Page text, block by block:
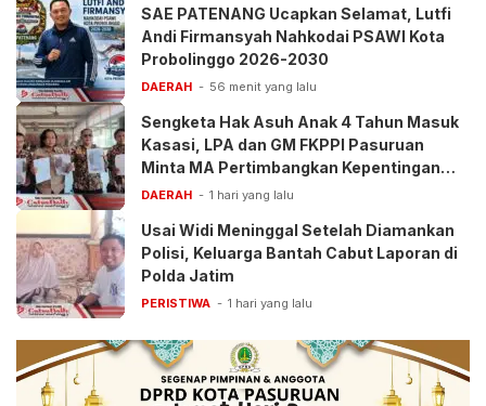
SAE PATENANG Ucapkan Selamat, Lutfi
Andi Firmansyah Nahkodai PSAWI Kota
Probolinggo 2026-2030
DAERAH 56 menit yang lalu
Sengketa Hak Asuh Anak 4 Tahun Masuk
Kasasi, LPA dan GM FKPPI Pasuruan
Minta MA Pertimbangkan Kepentingan
Anak
DAERAH 1 hari yang lalu
Usai Widi Meninggal Setelah Diamankan
Polisi, Keluarga Bantah Cabut Laporan di
Polda Jatim
PERISTIWA 1 hari yang lalu